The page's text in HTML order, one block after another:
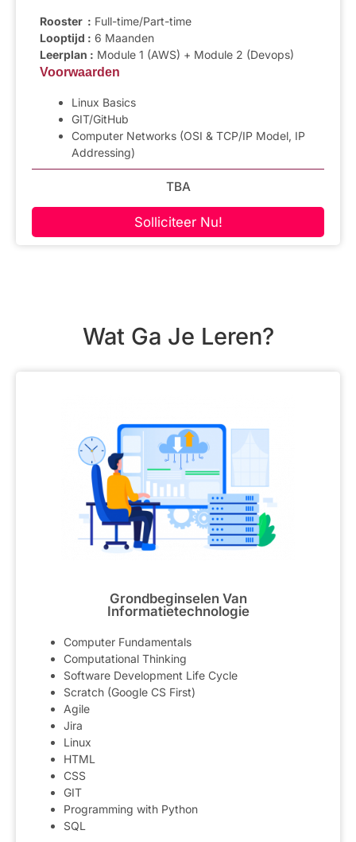
Rooster : Full-time/Part-time
Looptijd : 6 Maanden
Leerplan : Module 1 (AWS) + Module 2 (Devops)
Voorwaarden
Linux Basics
GIT/GitHub
Computer Networks (OSI & TCP/IP Model, IP
Addressing)
TBA
Solliciteer Nu!
Wat Ga Je Leren?
Grondbeginselen Van
Informatietechnologie
Computer Fundamentals
Computational Thinking
Software Development Life Cycle
Scratch (Google CS First)
Agile
Jira
Linux
HTML
CSS
GIT
Programming with Python
SQL